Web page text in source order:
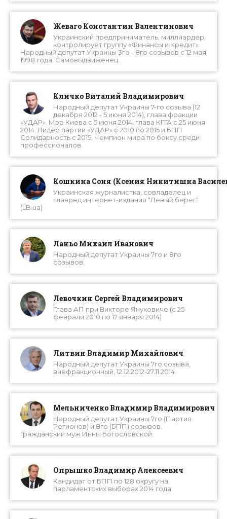
Жеваго Константин Валентинович
Украинский предприниматель, миллиардер,
контролирует группу «Финансы и Кредит».
Народный депутат Украины 3го - 8го созывов с 12 мая
1998 года. Самовыдвиженец.
Кличко Виталий Владимирович
Народный депутат Украины 7-го созыва (12
декабря 2012 - 5 июня 2014), глава фракции
«УДАР». Мэр Киева с 5 июня 2014, глава КГГА с 25 июня
2014. Лидер партии «УДАР» с 2010 по 2015 и БПП
Солидарность с 2015. Чемпион мира по боксу среди
профессионалов.
Кошкина Соня (Ксения Никитишна
Украинская журналистка, совладелец и
главред интернет-издания "Левый берег"
(LB.ua)
Ланьо Михаил Иванович
Народный депутат Украины 7го и 8го
созывов.
Левочкин Сергей Владимирович
Глава АП при Викторе Януковиче (с 25
февраля 2010 по 17 января 2014)
Литвин Владимир Михайлович
Народный депутат Украины 7го созыва,
внефракционный, 12.12.2012-27.11.2014.
Мельниченко Владимир Владимирович
Народный депутат Украины 7го (Партия
Регионов) и 8го (БПП) созывов.
Гражданский муж Инны Богословской.
Опрышко Владимир Алексеевич
Кандидат от БПП по 128 округу на
парламентских выборах 2014 года